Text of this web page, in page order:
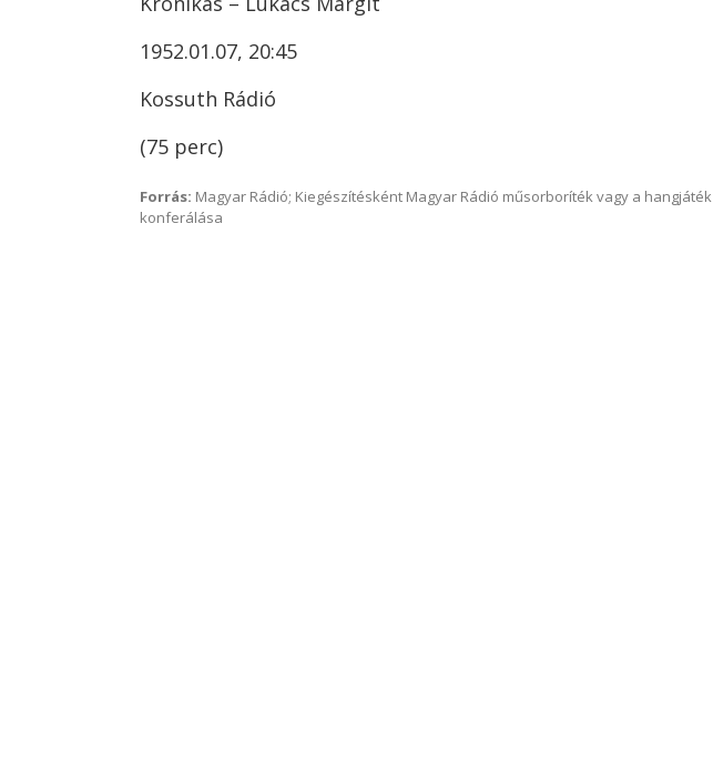
1952.01.07, 20:45
Kossuth Rádió
(75 perc)
Forrás: Magyar Rádió; Kiegészítésként Magyar Rádió műsorboríték vagy a hangjáték
konferálása